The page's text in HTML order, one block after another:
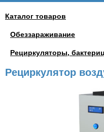
Каталог товаров
Обеззараживание
Рециркуляторы,
Рециркулятор